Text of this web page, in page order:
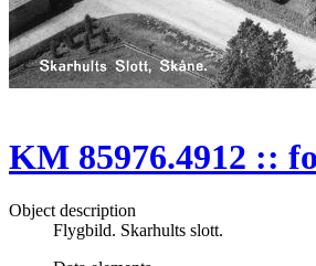
KM 85976.4912 ::
Object description
Flygbild. Skarhults slott.